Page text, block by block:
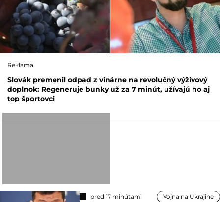
Reklama
Slovák premenil odpad z vinárne na revolučný výživový
doplnok: Regeneruje bunky už za 7 minút, užívajú ho aj
top športovci
pred 17 minútami Vojna na Ukrajine